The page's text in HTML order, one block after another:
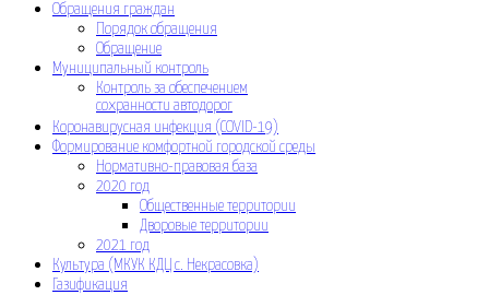
Обращения граждан
Порядок обращения
Обращение
Муниципальный контроль
Контроль за обеспечением
сохранности автодорог
Коронавирусная инфекция (COVID-19)
Формирование комфортной городской среды
Нормативно-правовая база
2020 год
Общественные территории
Дворовые территории
2021 год
Культура (МКУК КДЦ с. Некрасовка)
Газификация